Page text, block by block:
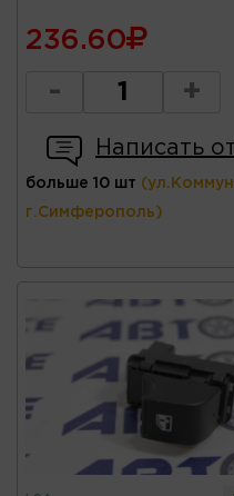
236.60
- +
Написать
больше 10 шт
г.Симферополь)